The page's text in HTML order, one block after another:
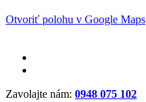
Otvoriť polohu v Google Maps
Zavolajte nám: 0948 075 102